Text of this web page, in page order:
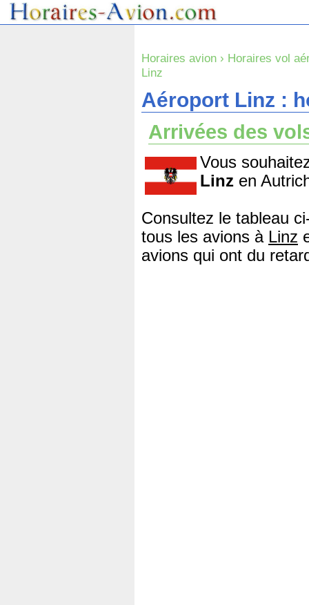
Horaires avion › Horaires vol
Linz
Aéroport Linz :
Arrivées des
Vous
Linz en
Consultez le tableau
tous les avions à Linz
avions qui ont du